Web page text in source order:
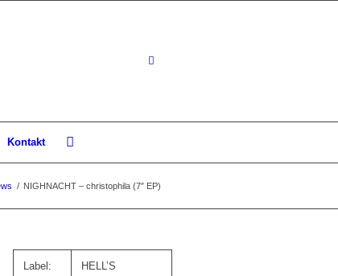
Kontakt
/ NIGHNACHT – christophila (7″ EP)
Label:
HELL’S